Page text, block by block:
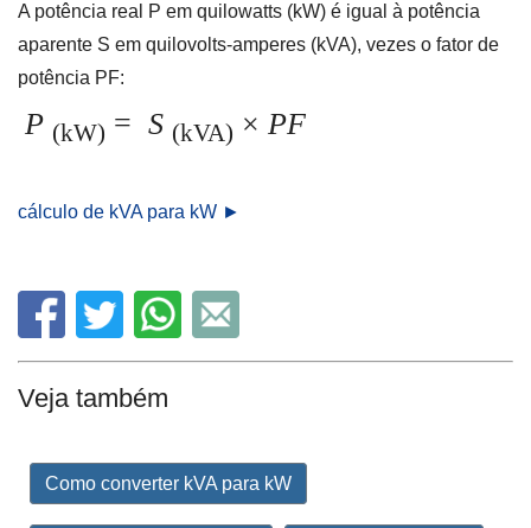
A potência real P em quilowatts (kW) é igual à potência
aparente S em quilovolts-amperes (kVA), vezes o fator de
potência PF:
P (kW) = S (kVA) × PF
cálculo de kVA para kW ►
Veja também
Como converter kVA para kW